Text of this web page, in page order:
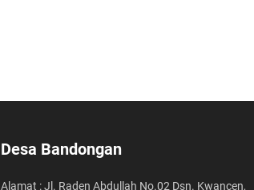
Desa Bandongan
Alamat : Jl. Raden Abdullah No.02 Dsn. Kwancen,